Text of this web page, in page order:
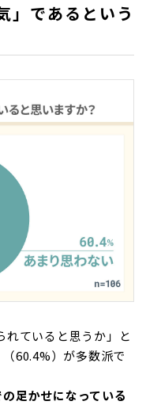
」であるという
れていると思うか」と
60.4%）が多数派で
足かせになっている